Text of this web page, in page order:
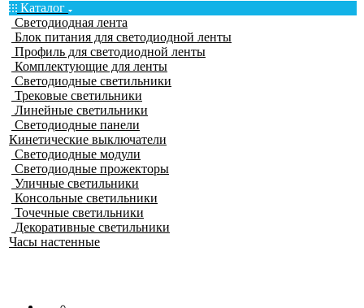
Каталог
Светодиодная лента
Блок питания для светодиодной ленты
Профиль для светодиодной ленты
Комплектующие для ленты
Светодиодные светильники
Трековые светильники
Линейные светильники
Светодиодные панели
Кинетические выключатели
Светодиодные модули
Светодиодные прожекторы
Уличные светильники
Консольные светильники
Точечные светильники
Декоративные светильники
Часы настенные